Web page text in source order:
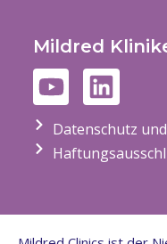
Mildred
Datenschutz